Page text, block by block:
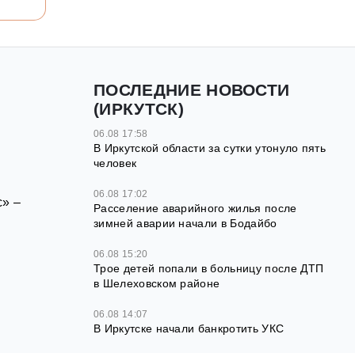
–
ПОСЛЕДНИЕ НОВОСТИ
(ИРКУТСК)
06.08 17:58
В Иркутской области за сутки утонуло пять
человек
06.08 17:02
Расселение аварийного жилья после
зимней аварии начали в Бодайбо
06.08 15:20
Трое детей попали в больницу после ДТП
в Шелеховском районе
06.08 14:07
В Иркутске начали банкротить УКС